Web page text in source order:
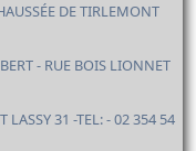
DE TIRLEMONT
- RUE BOIS LIONNET
LASSY 31 -TEL: - 02 354 54